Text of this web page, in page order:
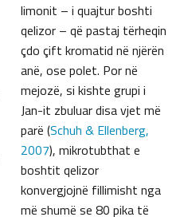
limonit – i quajtur boshti
qelizor – që pastaj tërheqin
çdo çift kromatid në njërën
anë, ose polet. Por në
mejozë, si kishte grupi i
Jan-it zbuluar disa vjet më
parë (Schuh & Ellenberg,
2007), mikrotubthat e
boshtit qelizor
konvergjojnë fillimisht nga
më shumë se 80 pika të